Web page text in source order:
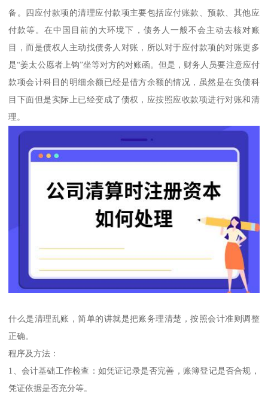
备。四应付款项的清理应付款项主要包括应付账款、预款、其他应
付款等。在中国目前的大环境下，债务人一般不会主动去核对账
目，而是债权人主动找债务人对账，所以对于应付款项的对账更多
是“姜太公愿者上钩”坐等对方的对账函。但是，财务人员要注意应付
款项会计科目的明细余额已经是借方余额的情况，虽然是在负债科
目下面但是实际上已经变成了债权，应按照应收款项进行对账和清
理。
什么是清理乱账，简单的讲就是把账务理清楚，按照会计准则调整
正确。
程序及方法：
1、会计基础工作检查：如凭证记录是否完善，账簿登记是否合规，
凭证依据是否充分等。